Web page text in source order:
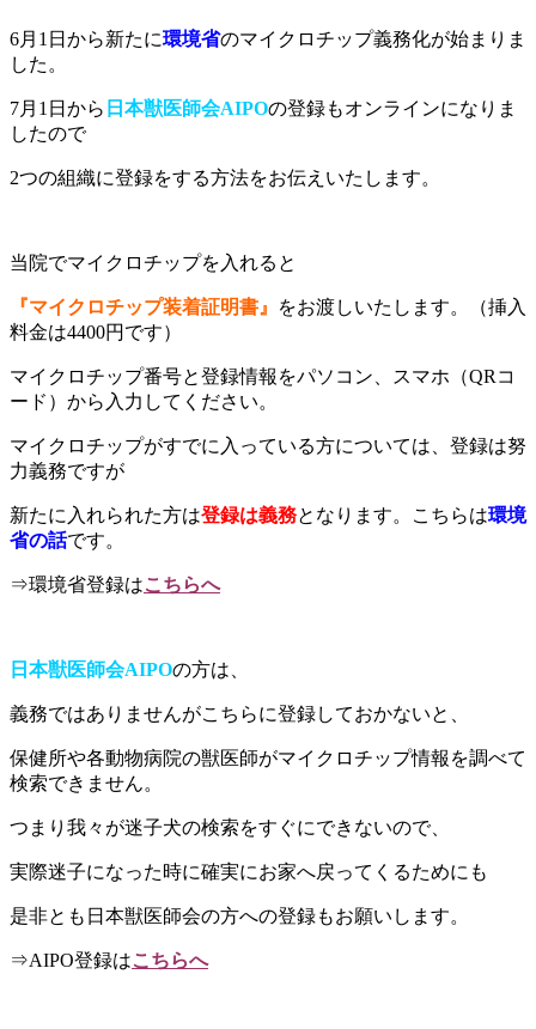
6月1日から新たに環境省のマイクロチップ義務化が始まりま
した。
7月1日から 日本獣医師会AIPOの登録もオンラインになりま
したので
2つの組織に登録をする方法をお伝えいたします。
当院でマイクロチップを入れると
『マイクロチップ装着証明書』
をお渡しいたします。（挿入
料金は4400円です）
マイクロチップ番号と登録情報をパソコン、スマホ（QRコ
ード）から入力してください。
マイクロチップがすでに入っている方については、登録は努
力義務ですが
新たに入れられた方は登録は義務となります。こちらは環境
省の話です。
⇒環境省登録はこちらへ
日本獣医師会AIPOの方は、
義務ではありませんがこちらに登録しておかないと、
保健所や各動物病院の獣医師がマイクロチップ情報を調べて
検索できません。
つまり我々が迷子犬の検索をすぐにできないので、
実際迷子になった時に確実にお家へ戻ってくるためにも
是非とも日本獣医師会の方への登録もお願いします。
⇒AIPO登録はこちらへ